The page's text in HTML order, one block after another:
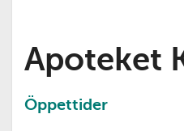
Apoteket
Öppettider